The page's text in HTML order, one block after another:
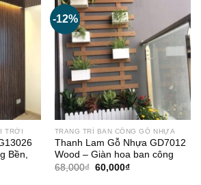
TRỜI
Bền,
-12%
TRANG TRÍ BAN CÔNG GỖ NHỰA
Thanh Lam Gỗ Nhựa GD7012
Wood – Giàn hoa ban công
68,000₫ Giá
60,000₫Giá